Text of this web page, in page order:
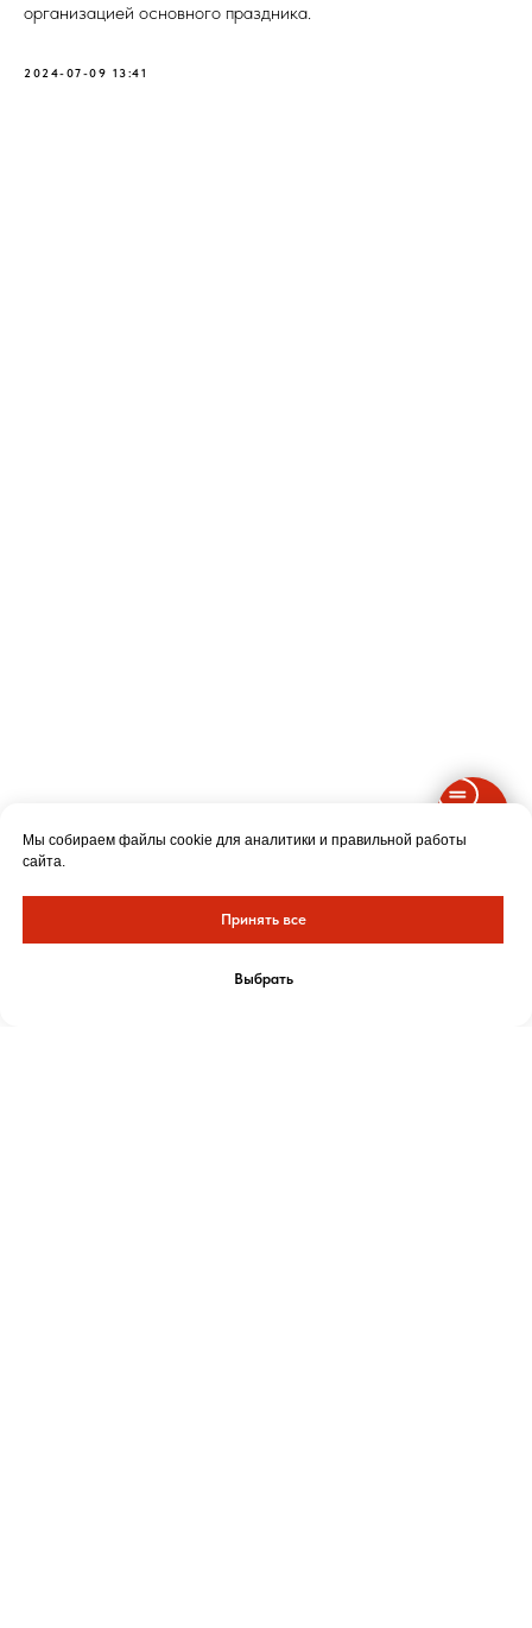
организацией основного праздника.
2024-07-09 13:41
Мы собираем файлы cookie для аналитики и правильной работы
сайта.
Принять все
Выбрать